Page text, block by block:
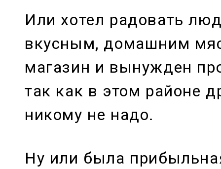
Или хотел радовать
вкусным, домашним
магазин и вынужден
так как в этом районе
никому не надо.
Ну или была